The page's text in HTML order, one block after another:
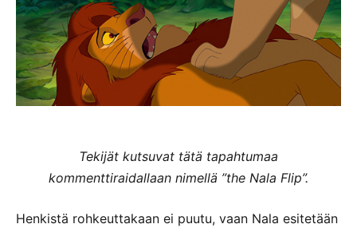
Tekijät kutsuvat tätä tapahtumaa
kommenttiraidallaan nimellä ”the Nala Flip”.
Henkistä rohkeuttakaan ei puutu, vaan Nala esitetään